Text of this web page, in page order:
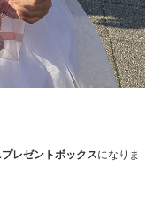
レゼントボックスになりま